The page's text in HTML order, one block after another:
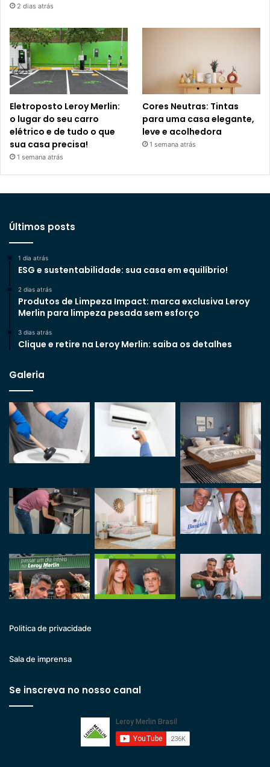
2 dias atrás
Eletroposto Leroy Merlin:
o lugar do seu carro
elétrico e de tudo o que
sua casa precisa!
1 semana atrás
Cores Neutras: Tintas
para uma casa elegante,
leve e acolhedora
1 semana atrás
Últimos posts
1 dia atrás
ESG e sustentabilidade: sua casa em equilíbrio!
2 dias atrás
Produtos de Limpeza Impact: marca exclusiva Leroy
Merlin para limpeza pesada sem esforço
3 dias atrás
Clique e retire na Leroy Merlin: saiba os detalhes
Galeria
Politica de privacidade
Sala de imprensa
Se inscreva no nosso canal